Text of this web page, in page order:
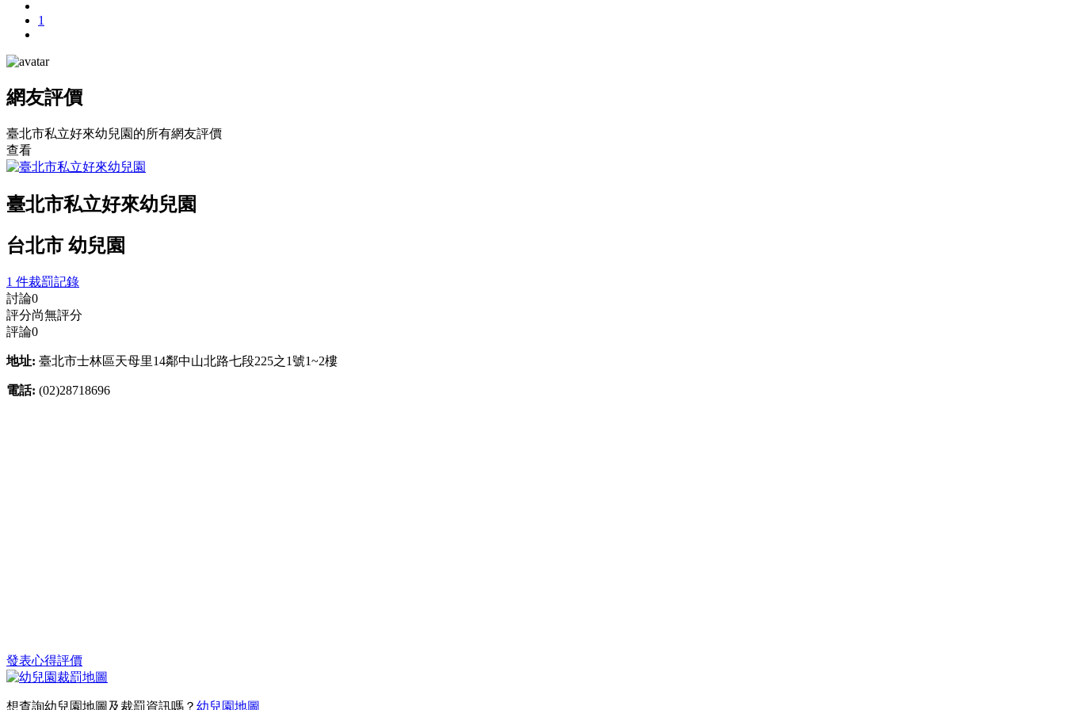
1
網友評價
臺北市私立好來幼兒園的所有網友評價
查看
臺北市私立好來幼兒園
台北市 幼兒園
1 件裁罰記錄
討論0
評分尚無評分
評論0
地址: 臺北市士林區天母里14鄰中山北路七段225之1號1~2樓
電話: (02)28718696
發表心得評價
想查詢幼兒園地圖及裁罰資訊嗎？ 幼兒園地圖